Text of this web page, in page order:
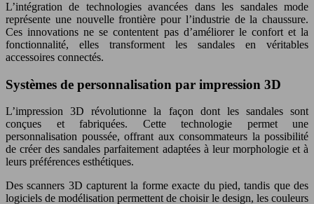
L’intégration de technologies avancées dans les sandales mode
représente une nouvelle frontière pour l’industrie de la chaussure.
Ces innovations ne se contentent pas d’améliorer le confort et la
fonctionnalité, elles transforment les sandales en véritables
accessoires connectés.
Systèmes de personnalisation par impression 3D
L’impression 3D révolutionne la façon dont les sandales sont
conçues et fabriquées. Cette technologie permet une
personnalisation poussée, offrant aux consommateurs la possibilité
de créer des sandales parfaitement adaptées à leur morphologie et à
leurs préférences esthétiques.
Des scanners 3D capturent la forme exacte du pied, tandis que des
logiciels de modélisation permettent de choisir le design, les couleurs